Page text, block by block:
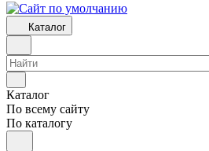
Каталог
Каталог
По всему сайту
По каталогу